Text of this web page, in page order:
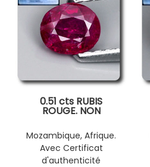
0.51 cts RUBIS
ROUGE. NON
Mozambique, Afrique.
Avec Certificat
d'authenticité